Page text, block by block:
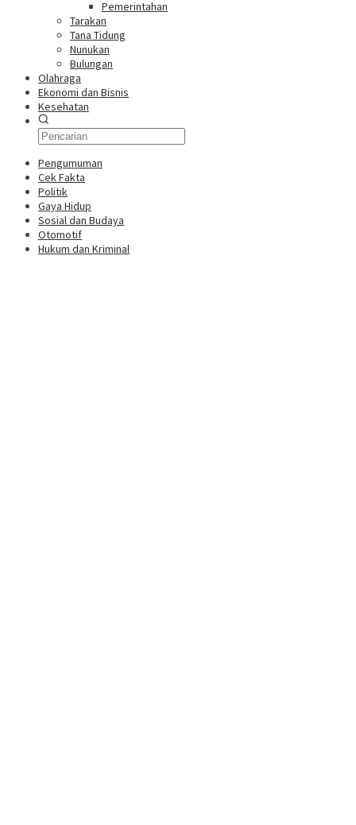
Pemerintahan
Tarakan
Tana Tidung
Nunukan
Bulungan
Olahraga
Ekonomi dan Bisnis
Kesehatan
Pengumuman
Cek Fakta
Politik
Gaya Hidup
Sosial dan Budaya
Otomotif
Hukum dan Kriminal